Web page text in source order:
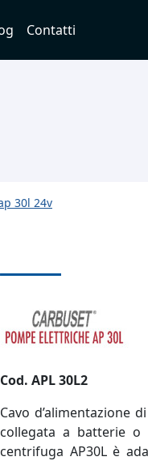
Contatti
30l 24v
Cod. APL 30L2
Cavo d’alimentazione
collegata a batterie o
centrifuga AP30L è